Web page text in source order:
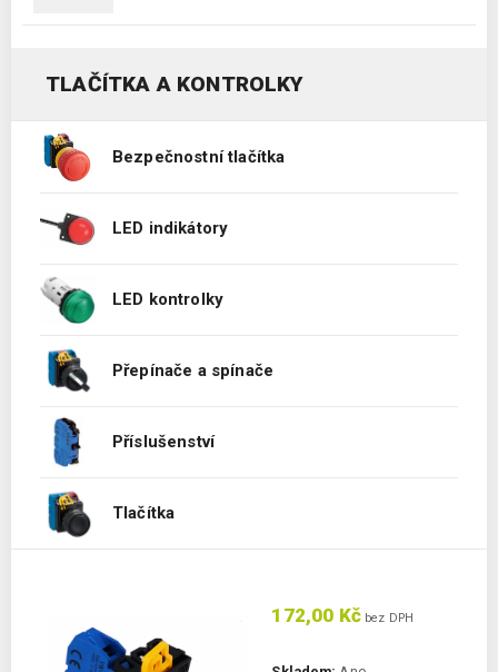
TLAČÍTKA A KONTROLKY
Bezpečnostní tlačítka
LED indikátory
LED kontrolky
Přepínače a spínače
Příslušenství
Tlačítka
172,00 Kč bez DPH